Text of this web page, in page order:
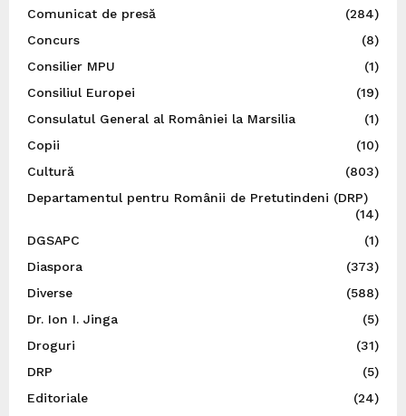
Comunicat de presă
(284)
Concurs
(8)
Consilier MPU
(1)
Consiliul Europei
(19)
Consulatul General al României la Marsilia
(1)
Copii
(10)
Cultură
(803)
Departamentul pentru Românii de Pretutindeni (DRP)
(14)
DGSAPC
(1)
Diaspora
(373)
Diverse
(588)
Dr. Ion I. Jinga
(5)
Droguri
(31)
DRP
(5)
Editoriale
(24)